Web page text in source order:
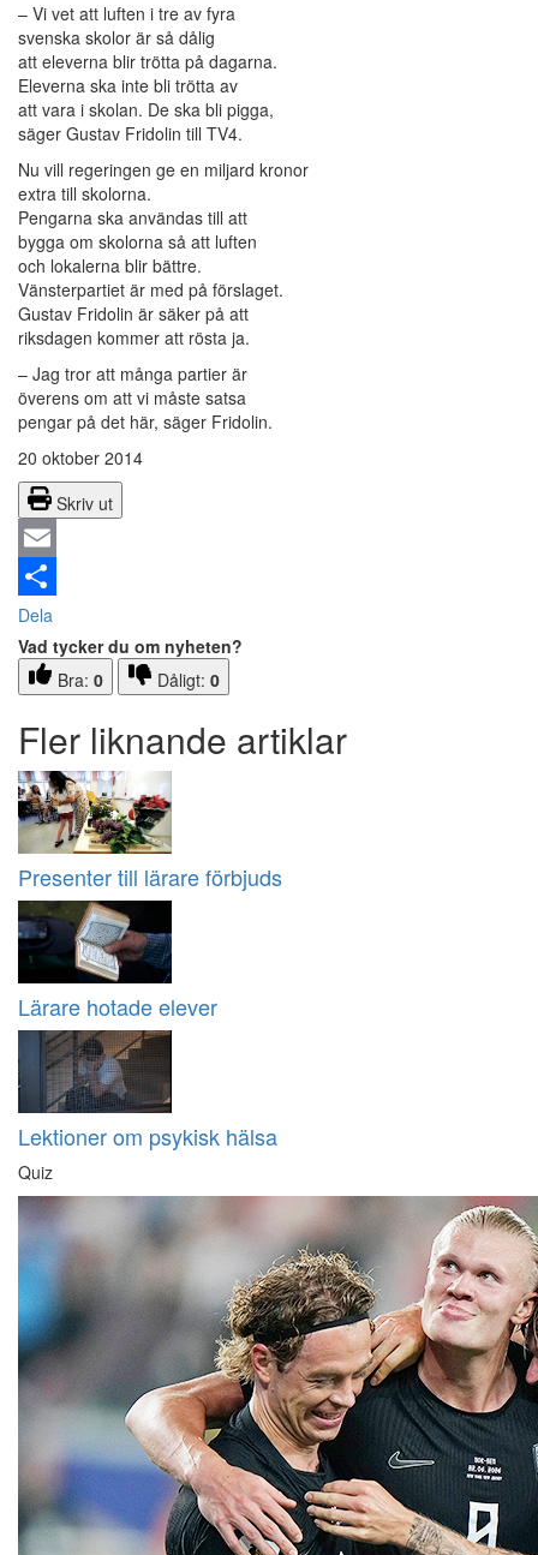
– Vi vet att luften i tre av fyra
svenska skolor är så dålig
att eleverna blir trötta på dagarna.
Eleverna ska inte bli trötta av
att vara i skolan. De ska bli pigga,
säger Gustav Fridolin till TV4.
Nu vill regeringen ge en miljard kronor
extra till skolorna.
Pengarna ska användas till att
bygga om skolorna så att luften
och lokalerna blir bättre.
Vänsterpartiet är med på förslaget.
Gustav Fridolin är säker på att
riksdagen kommer att rösta ja.
– Jag tror att många partier är
överens om att vi måste satsa
pengar på det här, säger Fridolin.
20 oktober 2014
Skriv ut
Email
Dela
Vad tycker du om nyheten?
Bra: 0 Dåligt: 0
Fler liknande artiklar
Presenter till lärare förbjuds
Lärare hotade elever
Lektioner om psykisk hälsa
Quiz